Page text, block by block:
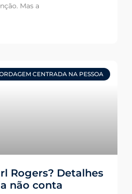
Mas a
CENTRADA NA PESSOA
Rogers? Detalhes
não conta